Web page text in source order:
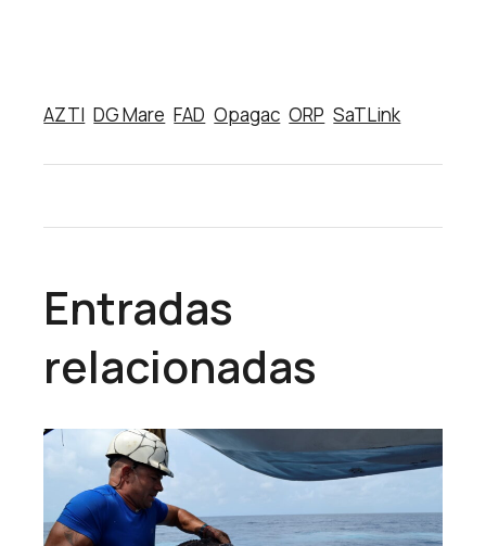
AZTI DG Mare FAD Opagac ORP SaTLink
Entradas
relacionadas